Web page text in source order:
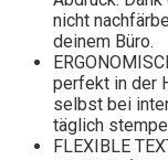
nicht
deinem Büro.
perfekt in der
selbst bei
täglich
FLEXIBLE